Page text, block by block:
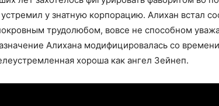
у знатную корпорацию. Алихан встал
трудолюбом, вовсе не способном
Алихана модифицировалась со
хороша как ангел Зейнеп.